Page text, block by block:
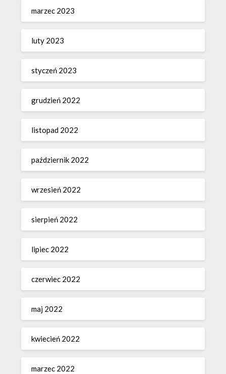
marzec 2023
luty 2023
styczeń 2023
grudzień 2022
listopad 2022
październik 2022
wrzesień 2022
sierpień 2022
lipiec 2022
czerwiec 2022
maj 2022
kwiecień 2022
marzec 2022